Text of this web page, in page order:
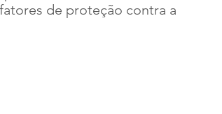
de proteção contra a